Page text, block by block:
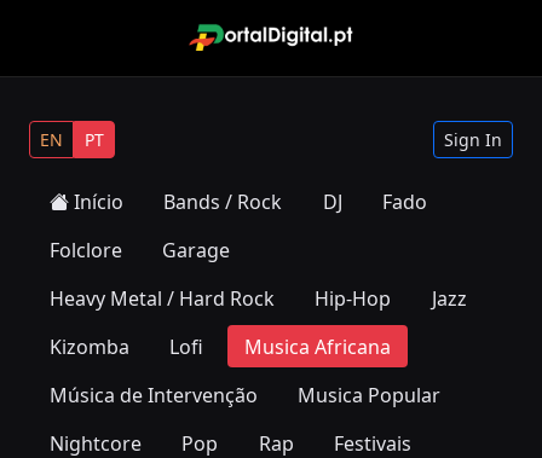
EN PT Sign In
Início Bands / Rock DJ
Fado
Folclore
Garage
Heavy Metal / Hard Rock
Hip-Hop
Jazz
Kizomba
Lofi
Musica Africana
Música de Intervenção
Musica Popular
Nightcore
Pop Rap
Festivais